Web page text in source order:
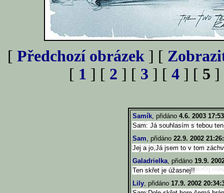
[ Předchozí obrázek ] [
[ 1 ] [ 2 ] [ 3 ] [ 4 ] [ 5
Samík, přidáno 4.6. 2003
Sam: Já souhlasím s tebou
Sam, přidáno 22.9. 2002
Jej a jo,Já jsem to v tom
Galadrielka, přidáno 19.9.
Ten skřet je úžasnej!!
Lily, přidáno 17.9. 2002